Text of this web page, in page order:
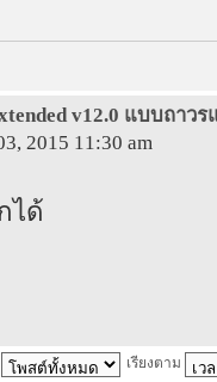
v12.0 แบบถาว
2015 11:30 am
ได้
เรียงตาม